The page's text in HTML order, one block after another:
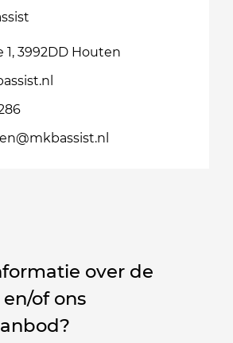
1, 3992DD Houten
over de
of ons